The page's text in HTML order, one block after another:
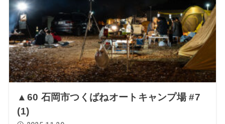
▲60 石岡市つくばねオートキャンプ場 #7
(1)